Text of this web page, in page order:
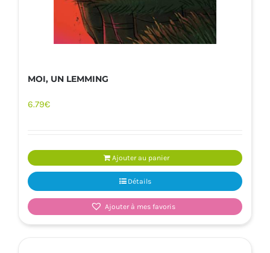
MOI, UN LEMMING
6.79€
Ajouter au panier
Détails
Ajouter à mes favoris